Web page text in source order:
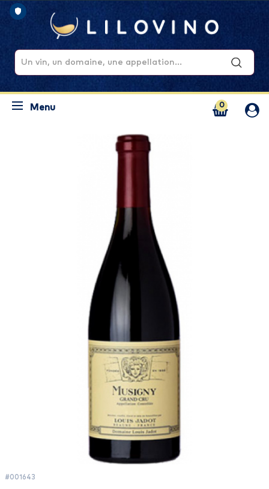
0
Menu
#001643